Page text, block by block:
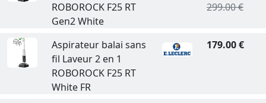
ROBOROCK F25 RT
Gen2 White
299.00 €
Aspirateur balai sans
fil Laveur 2 en 1
ROBOROCK F25 RT
White FR
179.00 €